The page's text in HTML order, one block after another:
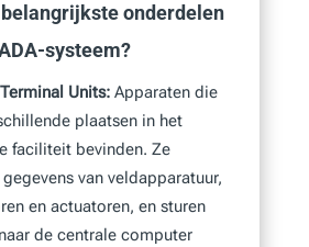
onderdelen
systeem?
Units:Apparaten die
plaatsen in het
faciliteit bevinden. Ze
van veldapparatuur,
en actuatoren, en sturen
de centrale computer